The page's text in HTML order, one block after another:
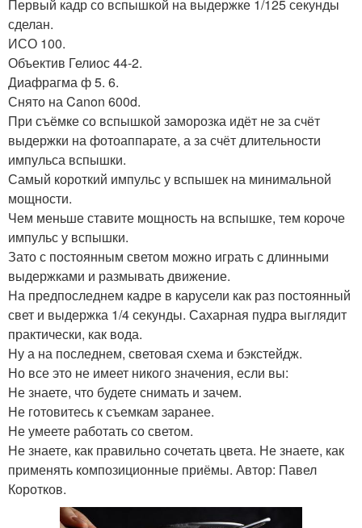
Первый кадр со вспышкой на выдержке 1/125 секунды
сделан.
ИСО 100.
Объектив Гелиос 44-2.
Диафрагма ф 5. 6.
Снято на Canon 600d.
При съёмке со вспышкой заморозка идёт не за счёт
выдержки на фотоаппарате, а за счёт длительности
импульса вспышки.
Самый короткий импульс у вспышек на минимальной
мощности.
Чем меньше ставите мощность на вспышке, тем короче
импульс у вспышки.
Зато с постоянным светом можно играть с длинными
выдержками и размывать движение.
На предпоследнем кадре в карусели как раз постоянный
свет и выдержка 1/4 секунды. Сахарная пудра выглядит
практически, как вода.
Ну а на последнем, световая схема и бэкстейдж.
Но все это не имеет никого значения, если вы:
Не знаете, что будете снимать и зачем.
Не готовитесь к съемкам заранее.
Не умеете работать со светом.
Не знаете, как правильно сочетать цвета. Не знаете, как
применять композиционные приёмы. Автор: Павел
Коротков.